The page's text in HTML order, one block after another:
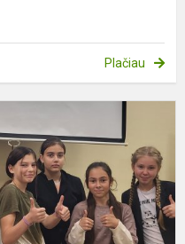
Plačiau